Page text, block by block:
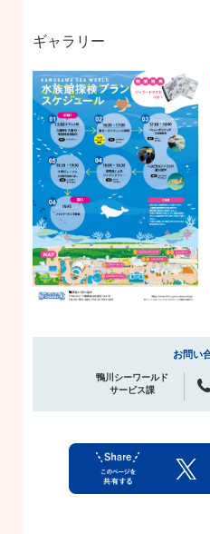
ギャラリー
お問い
鴨川シーワールド
サービス課